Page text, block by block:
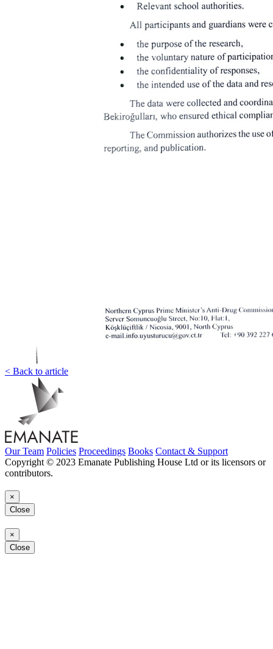
< Back to article
Our Team Policies Proceedings Books Contact & Support
Copyright © 2023 Emanate Publishing House Ltd or its licensors or
contributors.
×
Close
×
Close